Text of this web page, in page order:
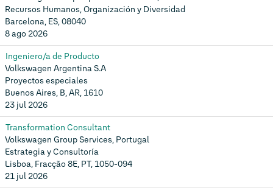
Recursos Humanos, Organización y Diversidad
Barcelona, ES, 08040
8 ago 2026
Ingeniero/a de Producto
Volkswagen Argentina S.A
Proyectos especiales
Buenos Aires, B, AR, 1610
23 jul 2026
Transformation Consultant
Volkswagen Group Services, Portugal
Estrategia y Consultoría
Lisboa, Fracção 8E, PT, 1050-094
21 jul 2026